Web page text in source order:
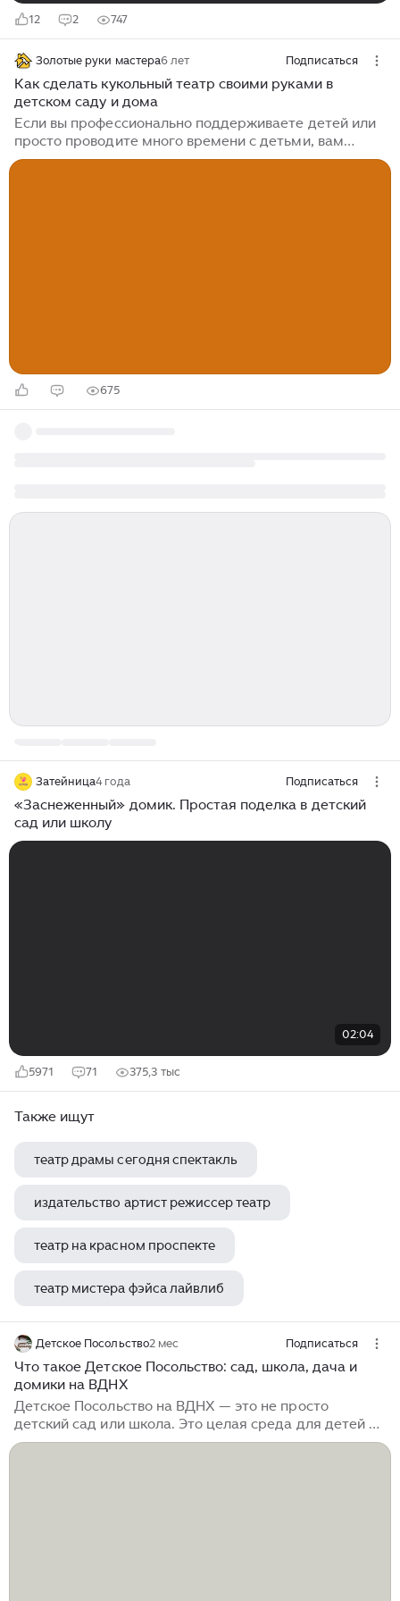
12 2 747
Золотые руки мастера6 лет Подписаться
Как сделать кукольный театр своими руками в
детском саду и дома
Если вы профессионально поддерживаете детей или
просто проводите много времени с детьми, вам
следует постоянно искать новые развлечения для
675
Затейница4 года Подписаться
«Заснеженный» домик. Простая поделка в детский
сад или школу
02:04
5971 71 375,3 тыс
Также ищут
театр драмы сегодня спектакль
издательство артист режиссер театр
театр на красном проспекте
театр мистера фэйса лайвлиб
Детское Посольство2 мес Подписаться
Что такое Детское Посольство: сад, школа, дача и
домики на ВДНХ
Детское Посольство на ВДНХ — это не просто
детский сад или школа. Это целая среда для детей и
семей: с уютными домиками среди природы,